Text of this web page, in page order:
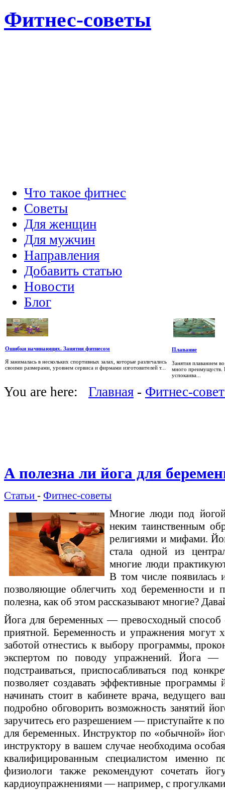
Фитнес-советы
Что такое фитнес
Советы
Для женщин
Для мужчин
Направления
Добавить статью
Новости
Блог
Ошибки начинающих. Занятия фитнесом
Я занималась в нескольких спортивных залах, которые различались
своими размерами, уровнем сервиса и фирмами изготовителей т...
Плавание
Занятия плаванием
много преимущуств.
успокаива...
You are here: Главная - Фитнес-
А полезна ли йога для
Статьи - Фитнес-советы
Многие люди под
неким таинственным
религиями и мифами.
стала одной из
многие люди
В том числе появилась
позволяющие облегчить ход беременности и
полезна, как об этом рассказывают многие?
Йога для беременных — превосходный способ
приятной. Беременность и упражнения могут
заботой отнестись к выбору программы,
экспертом по поводу упражнений. Йога —
подстраиваться, приспосабливаться под
позволяет создавать эффективные
начинать стоит в кабинете врача, ведущего
подробно обговорить возможность занятий
заручитесь его разрешением — приступайте к
для беременных. Инструктор по «обычной»
инструктору в вашем случае необходима
квалифицированным специалистом именно
физиологи также рекомендуют сочетать
кардиоупражнениями — например, с